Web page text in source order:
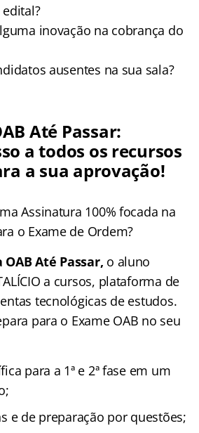
inovação na cobrança do
ausentes na sua sala?
Até Passar:
a todos os recursos
a sua aprovação!
Assinatura 100% focada na
o Exame de Ordem?
Até Passar, o aluno
a cursos, plataforma de
tecnológicas de estudos.
para o Exame OAB no seu
para a 1ª e 2ª fase em um
e de preparação por questões;